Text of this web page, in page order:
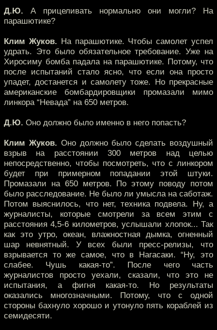
Д.Ю. А прицеливать нормально они могли? На
парашютике?
Клим Жуков. На парашютике. Чтобы самолет успел
удрать. Это было обязательное требование. Уже на
Хиросиму бомба падала на парашютике. Потому, что
после испытаний стало ясно, что если она просто
упадет, достанется и самолету тоже. Но прекрасные
американские бомбардировщики промазали мимо
линкора “Невада” на 650 метров.
Д.Ю. Оно должно было именно в него попасть?
Клим Жуков. Оно должно было сделать воздушный
взрыв на расстоянии 300 метров над целью
непосредственно, чтобы посмотреть, что с линкором
будет при примерном попадании этой штуки.
Промазали на 650 метров. По этому поводу потом
было расследование. Не было ли умысла на саботаж.
Потом выяснилось, что нет, техника подвела. Ну, а
журналисты, которые смотрели за всем этим с
расстояния 4,5-6 километров, услышали хлопок... Так
как это утро, океан, влажностная дымка, огненный
шар невнятный. У всех были пресс-релизы, что
взрывается то же самое, что в Нагасаки. “Ну, это
слабее. Чушь какая-то”. После чего часть
журналистов просто уехали, сказали, что это не
испытания, а фигня какая-то. Но результаты
оказались многозначными. Потому, что с одной
стороны бахнуло хорошо и утонуло пять кораблей из
семидесяти.